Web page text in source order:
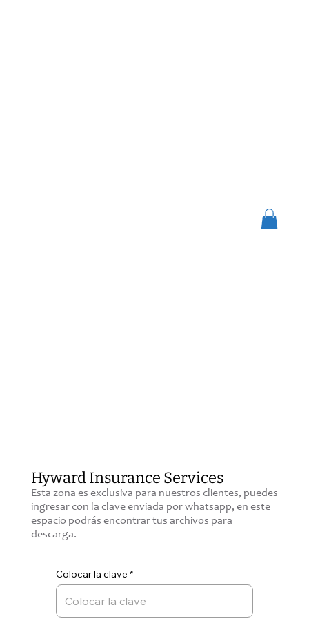
Hyward Insurance Services
Esta zona es exclusiva para nuestros clientes, puedes
ingresar con la clave enviada por whatsapp, en este
espacio podrás encontrar tus archivos para
descarga.
Colocar la clave